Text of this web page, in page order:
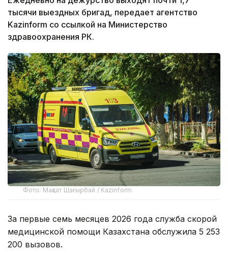
тысячи выездных бригад, передает агентство
Kazinform со ссылкой на Министерство
здравоохранения РК.
Фото: Мақсат Шағырбай / Kazinform
За первые семь месяцев 2026 года служба скорой
медицинской помощи Казахстана обслужила 5 253
200 вызовов.